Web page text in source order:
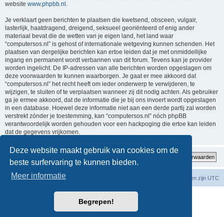
Deze website maakt gebruik van cookies om de
beste surfervaring te kunnen bieden.
Meer informatie
Begrepen!
website www.phpbb.nl .
Je verklaart geen berichten te plaatsen die kwetsend, obsceen, vulgair,
lasterlijk, haatdragend, dreigend, seksueel georiënteerd of enig ander
materiaal bevat die de wetten van je eigen land, het land waar
“computersos.nl” is gehost of internationale wetgeving kunnen schenden. Het
plaatsen van dergelijke berichten kan ertoe leiden dat je met onmiddellijke
ingang en permanent wordt verbannen van dit forum. Tevens kan je provider
worden ingelicht. De IP-adressen van alle berichten worden opgeslagen om
deze voorwaarden te kunnen waarborgen. Je gaat er mee akkoord dat
“computersos.nl” het recht heeft om ieder onderwerp te verwijderen, te
wijzigen, te sluiten of te verplaatsen wanneer zij dit nodig achten. Als gebruiker
ga je ermee akkoord, dat de informatie die je bij ons invoert wordt opgeslagen
in een database. Hoewel deze informatie niet aan een derde partij zal worden
verstrekt zónder je toestemming, kan “computersos.nl” nóch phpBB
verantwoordelijk worden gehouden voor een hackpoging die ertoe kan leiden
dat de gegevens vrijkomen.
Forumoverzicht Alle tijden zijn UTC
Nederlandse vertaling door